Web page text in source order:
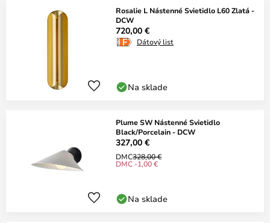
Rosalie L Nástenné Svietidlo L60 Zlatá -
DCW
720,00 €
Dátový list
Na sklade
Plume SW Nástenné Svietidlo
Black/Porcelain - DCW
327,00 €
DMC328,00 €
DMC -1,00 €
Na sklade